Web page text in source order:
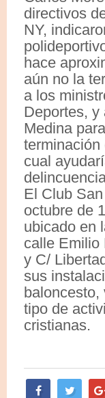
directivos
NY,
hace
aún no la
a los
Deportes, y
Medina
terminación
cual
El Club
octubre de
ubicado en
calle Emilio
y C/
sus
baloncesto,
tipo de
cristianas.